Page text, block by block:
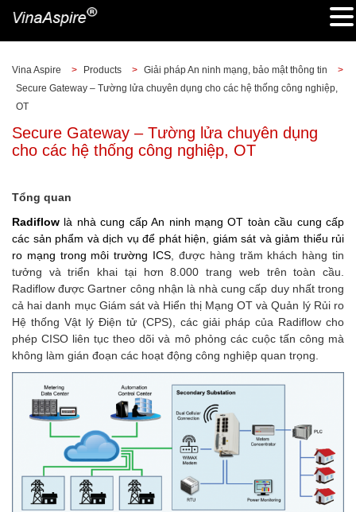
Vina Aspire > Products > Giải pháp An ninh mạng, bảo mật thông tin
>
Secure Gateway – Tường lửa chuyên dụng cho các hệ thống công nghiệp,
OT
Secure Gateway – Tường lửa chuyên dụng
cho các hệ thống công nghiệp, OT
Tổng quan
Radiflow là nhà cung cấp An ninh mạng OT toàn cầu cung cấp
các sản phẩm và dịch vụ để phát hiện, giám sát và giảm thiểu rủi
ro mạng trong môi trường ICS , được hàng trăm khách hàng tin
tưởng và triển khai tại hơn 8.000 trang web trên toàn cầu.
Radiflow được Gartner công nhận là nhà cung cấp duy nhất trong
cả hai danh mục Giám sát và Hiển thị Mạng OT và Quản lý Rủi ro
Hệ thống Vật lý Điện tử (CPS), các giải pháp của Radiflow cho
phép CISO liên tục theo dõi và mô phỏng các cuộc tấn công mà
không làm gián đoạn các hoạt động công nghiệp quan trọng.